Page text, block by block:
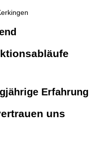
Erfahrung
uns